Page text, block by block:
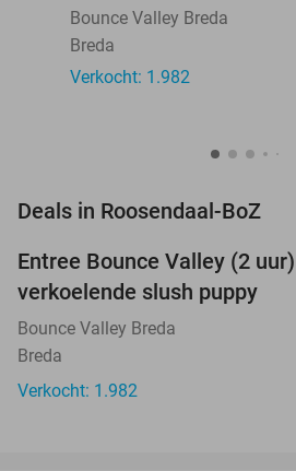
Bounce Valley Breda
Breda
Verkocht: 1.982
Deals in Roosendaal-BoZ
Entree Bounce Valley (2
verkoelende slush puppy
Bounce Valley Breda
Breda
Verkocht: 1.982